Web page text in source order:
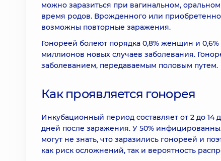
можно заразиться при вагинальном,
время родов. Врожденного или
возможны повторные заражения.
Гонореей болеют порядка 0,8% женщин и
миллионов новых случаев заболевания.
заболеванием, передаваемым половым путем.
Как проявляется гонорея
Инкубационный период составляет от 2 до
дней после заражения. У 50%
могут не знать, что заразились гонореей и
как риск осложнений, так и вероятность